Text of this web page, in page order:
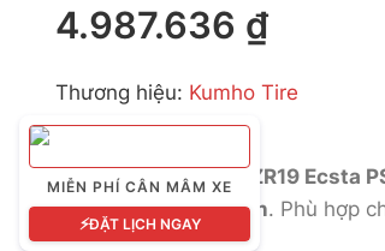
Made in Korea
4.987.636 ₫
Thương hiệu: Kumho Tire
Lốp Kumho 245/45ZR19 Ecsta
tuyệt vời ở tốc độ lớn. Phù hợp
Volkswagen Passat (độ)
MIỄN PHÍ CÂN MÂM XE
⚡ĐẶT LỊCH NGAY